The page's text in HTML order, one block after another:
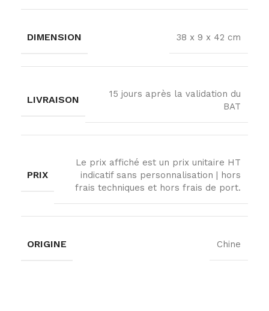
ORIGINE Chine
DIMENSION 38 x 9 x 42 cm
LIVRAISON
15 jours après la validation du
BAT
PRIX
Le prix affiché est un prix unitaire HT
indicatif sans personnalisation | hors
frais techniques et hors frais de port.